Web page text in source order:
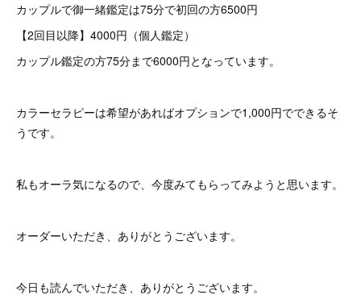
カップルで御一緒鑑定は75分で初回の方6500円
【2回目以降】4000円（個人鑑定）
カップル鑑定の方75分まで6000円となっています。
カラーセラピーは希望があればオプションで1,000円でできるそ
うです。
私もオーラ気になるので、今度みてもらってみようと思います。
オーダーいただき、ありがとうございます。
今日も読んでいただき、ありがとうございます。